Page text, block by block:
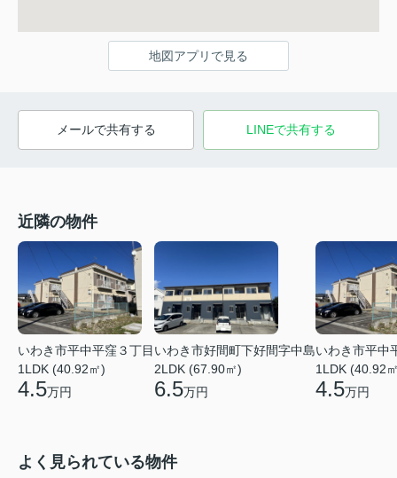
地図アプリで見る
メールで共有する LINEで共有する
近隣の物件
いわき市平中平窪３丁目
1LDK (40.92㎡)
4.5万円
いわき市好間町下好間字中島
2LDK (67.90㎡)
6.5万円
いわき市平中
1LDK (40.92
4.5万円
よく見られている物件